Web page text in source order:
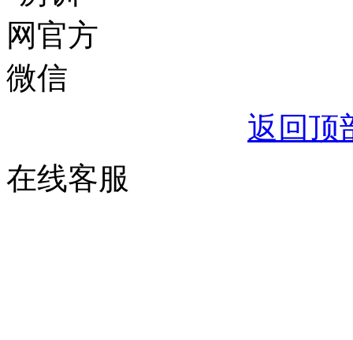
返回顶
在线客服